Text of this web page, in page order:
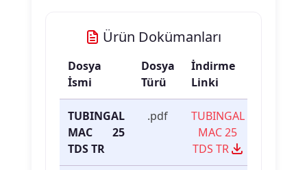
Ürün Dokümanları
Dosya
İsmi
Dosya
Türü
İndirme
Linki
TUBINGAL
MAC 25
TDS TR
.pdf
TUBINGAL
MAC 25
TDS TR